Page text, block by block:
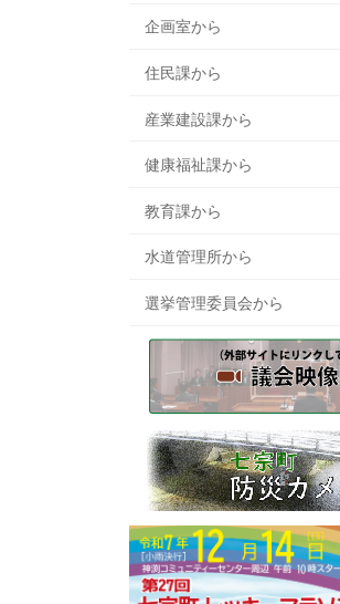
企画室から
住民課から
産業建設課から
健康福祉課から
教育課から
水道管理所から
選挙管理委員会から